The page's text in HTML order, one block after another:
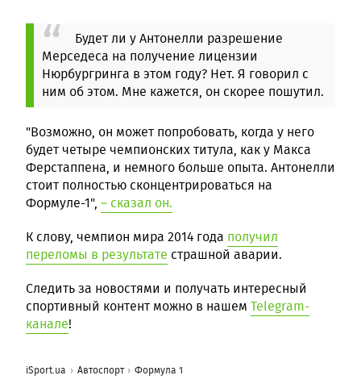
Будет ли у Антонелли разрешение
Мерседеса на получение лицензии
Нюрбургринга в этом году? Нет. Я говорил с
ним об этом. Мне кажется, он скорее пошутил.
"Возможно, он может попробовать, когда у него
будет четыре чемпионских титула, как у Макса
Ферстаппена, и немного больше опыта. Антонелли
стоит полностью сконцентрироваться на
Формуле-1", – сказал он.
К слову, чемпион мира 2014 года получил
переломы в результате страшной аварии.
Следить за новостями и получать интересный
спортивный контент можно в нашем Telegram-
канале!
iSport.ua Автоспорт Формула 1